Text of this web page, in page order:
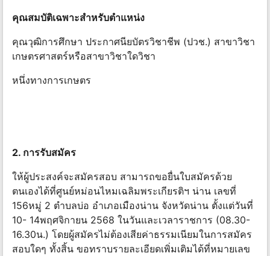
คุณสมบัติเฉพาะสําหรับตําแหน่ง
คุณวุฒิการศึกษา ประกาศนียบัตรวิชาชีพ (ปวช.) สาขาวิชา
เกษตรศาสตร์หรือสาขาวิชาใดวิชา
หนึ่งทางการเกษตร
2. การรับสมัคร
ให้ผู้ประสงค์จะสมัครสอบ สามารถขอยื่นใบสมัครด้วย
ตนเองได้ที่ศูนย์หม่อนไหมเฉลิมพระเกียรติฯ น่าน เลขที่
156หมู่ 2 ตําบลบ่อ อําเภอเมืองน่าน จังหวัดน่าน ตั้งแต่วันที่
10- 14พฤศจิกายน 2568 ในวันและเวลาราชการ (08.30-
16.30น.) โดยผู้สมัครไม่ต้องเสียค่าธรรมเนียมในการสมัคร
สอบใดๆ ทั้งสิ้น ขอทราบรายละเอียดเพิ่มเติมได้ที่หมายเลข